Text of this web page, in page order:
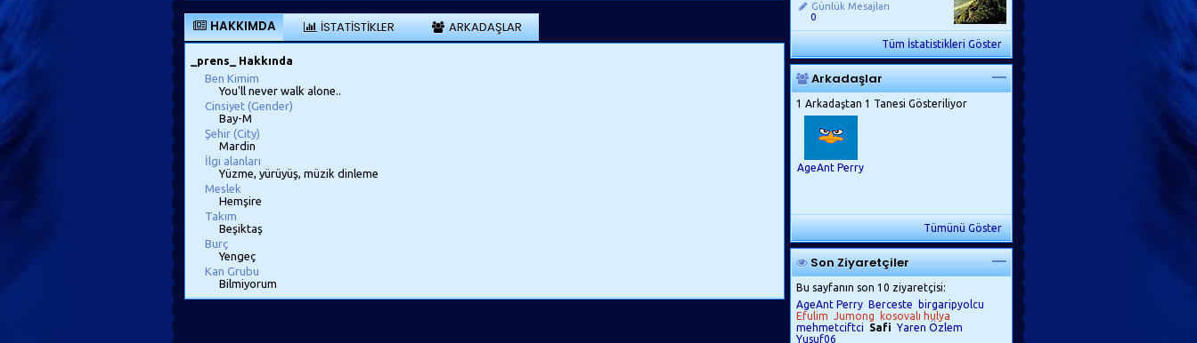
HAKKIMDA İSTATISTIKLER ARKADAŞLAR
_prens_ Hakkında
Ben Kimim
You'll never walk alone..
Cinsiyet (Gender)
Bay-M
Şehir (City)
Mardin
İlgi alanları
Yüzme, yürüyüş, müzik dinleme
Meslek
Hemşire
Takım
Beşiktaş
Burç
Yengeç
Kan Grubu
Bilmiyorum
Günlük Mesajları
0
Tüm İstatistikleri Göster
Arkadaşlar
1 Arkadaştan 1 Tanesi Gösteriliyor
AgeAnt Perry
Tümünü Göster
Son Ziyaretçiler
Bu sayfanın son 10 ziyaretçisi:
AgeAnt Perry Berceste
birgaripyolcu
Efulim Jumong
kosovalı hulya
mehmetciftci
Safi Yaren Özlem
Yusuf06